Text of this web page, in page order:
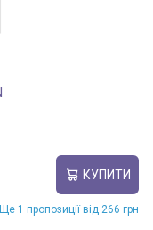
КУПИТИ
Ще 1 пропозиції від 266 грн